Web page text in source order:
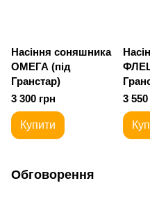
Насіння соняшника
ОМЕГА (під
Гранстар)
3 300 грн
Купити
3 550
Обговорення